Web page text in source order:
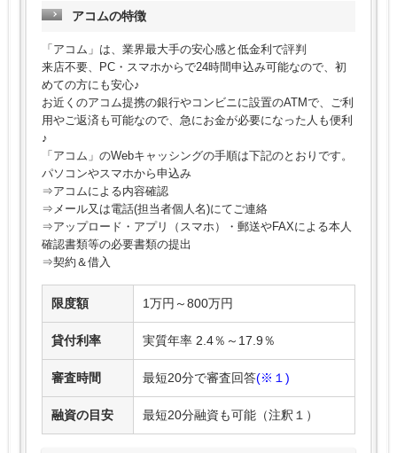
アコムの特徴
「アコム」は、業界最大手の安心感と低金利で評判
来店不要、PC・スマホからで24時間申込み可能なので、初
めての方にも安心♪
お近くのアコム提携の銀行やコンビニに設置のATMで、ご利
用やご返済も可能なので、急にお金が必要になった人も便利
♪
「アコム」のWebキャッシングの手順は下記のとおりです。
パソコンやスマホから申込み
⇒アコムによる内容確認
⇒メール又は電話(担当者個人名)にてご連絡
⇒アップロード・アプリ（スマホ）・郵送やFAXによる本人
確認書類等の必要書類の提出
⇒契約＆借入
限度額 1万円～800万円
貸付利率 実質年率 2.4％～17.9％
審査時間 最短20分で審査回答(※１)
融資の目安 最短20分融資も可能（注釈１）